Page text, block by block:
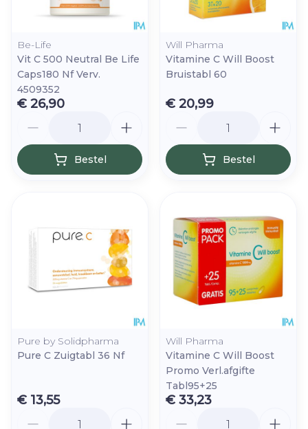
Be-Life
Vit C 500 Neutral Be Life
Caps180 Nf Verv.
4509352
€ 26,90
Bestel
Will Pharma
Vitamine C Will Boost
Bruistabl 60
€ 20,99
Bestel
Pure by Solidpharma
Pure C Zuigtabl 36 Nf
€ 13,55
Will Pharma
Vitamine C Will Boost
Promo Verl.afgifte
Tabl95+25
€ 33,23